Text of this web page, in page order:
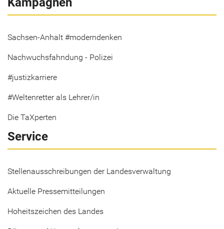
Sachsen-Anhalt #moderndenken
Nachwuchsfahndung - Polizei
#justizkarriere
#Weltenretter als Lehrer/in
Die TaXperten
Service
Stellenausschreibungen der Landesverwaltung
Aktuelle Pressemitteilungen
Hoheitszeichen des Landes